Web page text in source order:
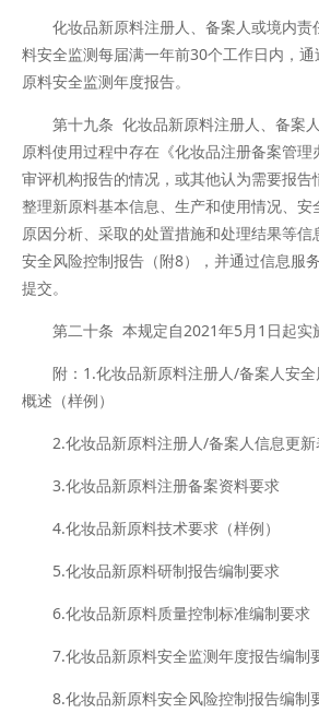
化妆品新原料注册人、备案人或境内
料安全监测每届满一年前30个工作日内，
原料安全监测年度报告。
第十九条 化妆品新原料注册人、备案
原料使用过程中存在《化妆品注册备案管
审评机构报告的情况，或其他认为需要报
整理新原料基本信息、生产和使用情况、安
原因分析、采取的处置措施和处理结果等
安全风险控制报告（附8），并通过信息服
提交。
第二十条 本规定自2021年5月1日起实
附：1.化妆品新原料注册人/备案人安
概述（样例）
2.化妆品新原料注册人/备案人信息更新
3.化妆品新原料注册备案资料要求
4.化妆品新原料技术要求（样例）
5.化妆品新原料研制报告编制要求
6.化妆品新原料质量控制标准编制要求
7.化妆品新原料安全监测年度报告编制
8.化妆品新原料安全风险控制报告编制